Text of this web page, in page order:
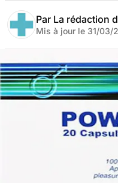
Par La rédaction
Mis à jour le 31/03/